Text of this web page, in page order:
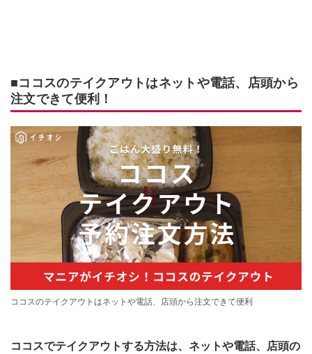
■ココスのテイクアウトはネットや電話、店頭から
注文できて便利！
ココスのテイクアウトはネットや電話、店頭から注文できて便利
ココスでテイクアウトする方法は、ネットや電話、店頭の